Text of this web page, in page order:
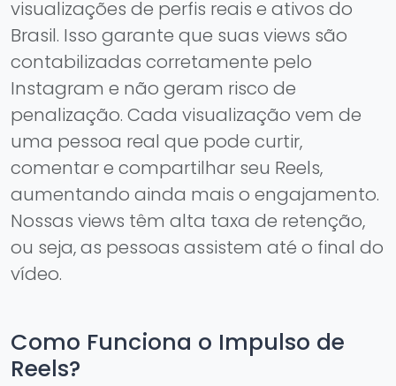
visualizações de perfis reais e ativos do
Brasil. Isso garante que suas views são
contabilizadas corretamente pelo
Instagram e não geram risco de
penalização. Cada visualização vem de
uma pessoa real que pode curtir,
comentar e compartilhar seu Reels,
aumentando ainda mais o engajamento.
Nossas views têm alta taxa de retenção,
ou seja, as pessoas assistem até o final do
vídeo.
Como Funciona o Impulso de
Reels?